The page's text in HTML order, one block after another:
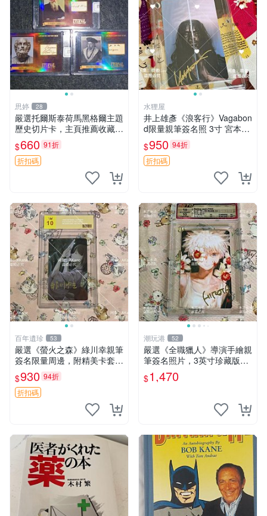
思婷 28
嚴選托爾斯泰荷馬黑格爾主題
歷史切片卡，主頁推薦收藏更
多親拆好卡 歷史切片卡 托爾
斯泰 荷馬 黑格爾
$660 91折
折扣碼
水狸屋
井上雄彥《浪客行》Vagabon
d限量親筆簽名照 3寸 宮本武
藏周邊 含原裝卡磚 經典收藏
品
$950 94折
折扣碼
百年遺珍 53
嚴選《螢火之森》綠川幸親筆
簽名限量周邊，附精美卡套收
藏 螢火之森 親筆簽名 周邊收
藏
$930 94折
折扣碼
潮玩港 52
嚴選《全職獵人》導演手繪親
筆簽名照片，3英寸珍藏版周
邊 HUNTER×HUNTER 罕見
收藏 親筆簽名周邊 尤利
$1,470